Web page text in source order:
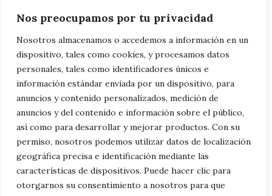
Nos preocupamos por tu privacidad
Nosotros almacenamos o accedemos a información en un
dispositivo, tales como cookies, y procesamos datos
personales, tales como identificadores únicos e
información estándar enviada por un dispositivo, para
anuncios y contenido personalizados, medición de
anuncios y del contenido e información sobre el público,
así como para desarrollar y mejorar productos. Con su
permiso, nosotros podemos utilizar datos de localización
geográfica precisa e identificación mediante las
características de dispositivos. Puede hacer clic para
otorgarnos su consentimiento a nosotros para que
sumergirse en la rica cultura y la alegría
contagiosa del país. Desde el Festival de la
Leyenda Vallenata en Valledupar hasta el
Carnaval de Negros y Blancos en Pasto, cada
evento ofrece una oportunidad única para
celebrar la diversidad y la identidad
cultural de Colombia en dos ruedas. Así que
ponte en marcha, únete a la fiesta y déjate
llevar por el ritmo y la pasión de la cultura